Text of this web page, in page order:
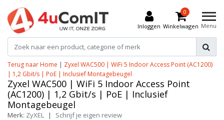
Inloggen
0
Winkelwagen Menu
Terug naar Home | Zyxel WAC500 | WiFi 5 Indoor Access Point (AC1200)
| 1,2 Gbit/s | PoE | Inclusief Montagebeugel
Zyxel WAC500 | WiFi 5 Indoor Access Point
(AC1200) | 1,2 Gbit/s | PoE | Inclusief
Montagebeugel
Merk: ZyXEL | Schrijf je eigen review